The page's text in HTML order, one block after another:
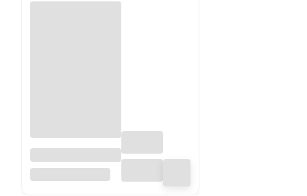
Irlandia 1:350
000. Mapa